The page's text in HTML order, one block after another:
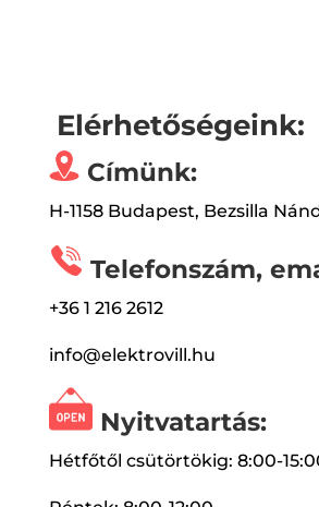
Elérhetőségeink:
Címünk:
H-1158 Budapest, Bezsilla
Telefonszám,
+36 1 216 2612
info@elektrovill.hu
Nyitvatartás:
Hétfőtől csütörtökig: 8:00-